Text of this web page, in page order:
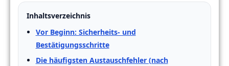
Inhaltsverzeichnis
Vor Beginn: Sicherheits- und
Bestätigungsschritte
Die häufigsten Austauschfehler (nach